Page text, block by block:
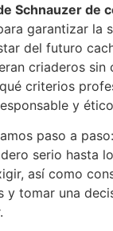
Schnauzer de
garantizar la
del futuro
criaderos sin
criterios
y
paso a
serio hasta
así como
y tomar una